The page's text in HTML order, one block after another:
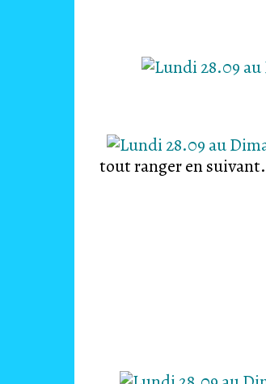
tout ranger en